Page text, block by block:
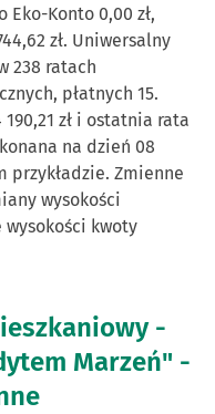
Konto 0,00 zł,
zł. Uniwersalny
238 ratach
płatnych 15.
zł i ostatnia rata
na dzień 08
przykładzie. Zmienne
wysokości
wysokości kwoty
-
Marzeń" -